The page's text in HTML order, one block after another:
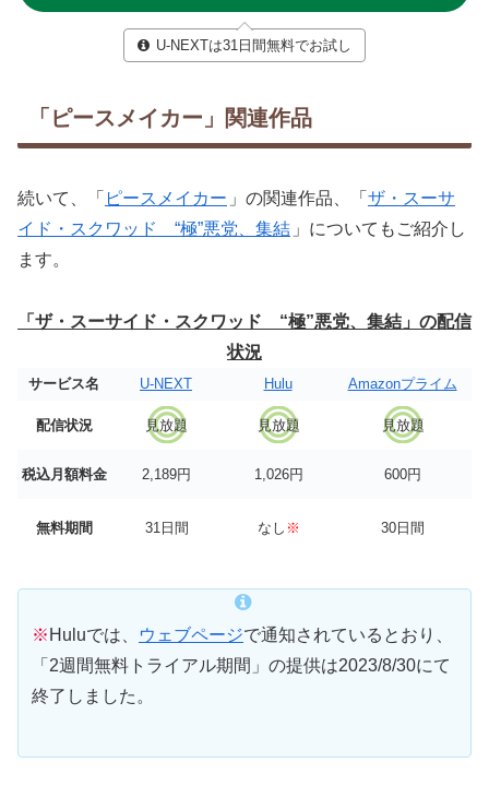
U-NEXTは31日間無料でお試し
「ピースメイカー」関連作品
続いて、「 ピースメイカー 」の関連作品、「 ザ・スーサ
イド・スクワッド “極”悪党、集結 」についてもご紹介し
ます。
「ザ・スーサイド・スクワッド “極”悪党、集結」の配信
状況
サービス名 U-NEXT Hulu Amazonプライム
配信状況 見放題 見放題 見放題
税込月額料金 2,189円 1,026円 600円
無料期間 31日間 なし ※ 30日間
※ Huluでは、 ウェブページで通知されているとおり、
「2週間無料トライアル期間」の提供は2023/8/30にて
終了しました。